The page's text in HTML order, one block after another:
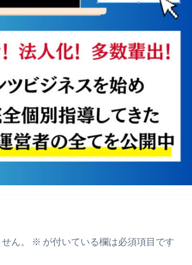
ん。 ※ が付いている欄は必須項目です